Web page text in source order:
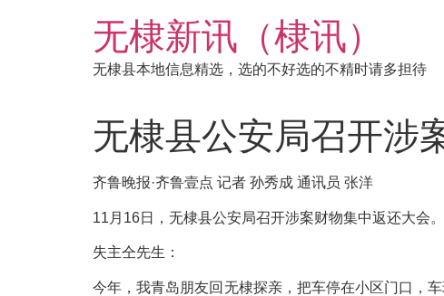
无棣新讯（棣讯）
无棣县本地信息精选，选的不好选的不精时请多担待
无棣县公安局召开涉
齐鲁晚报·齐鲁壹点 记者 孙秀成 通讯员 张洋
11月16日，无棣县公安局召开涉案财物集中返还大会
失主仝先生：
今年，我青岛朋友回无棣探亲，把车停在小区门口，